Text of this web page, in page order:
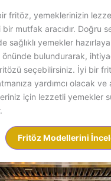
fritöz, yemeklerinizin
bir mutfak aracıdır. Doğru
sağlıklı yemekler
bulundurarak,
seçebilirsiniz. İyi bir
yardımcı olacak
için lezzetli yemekler
Fritöz Modellerini